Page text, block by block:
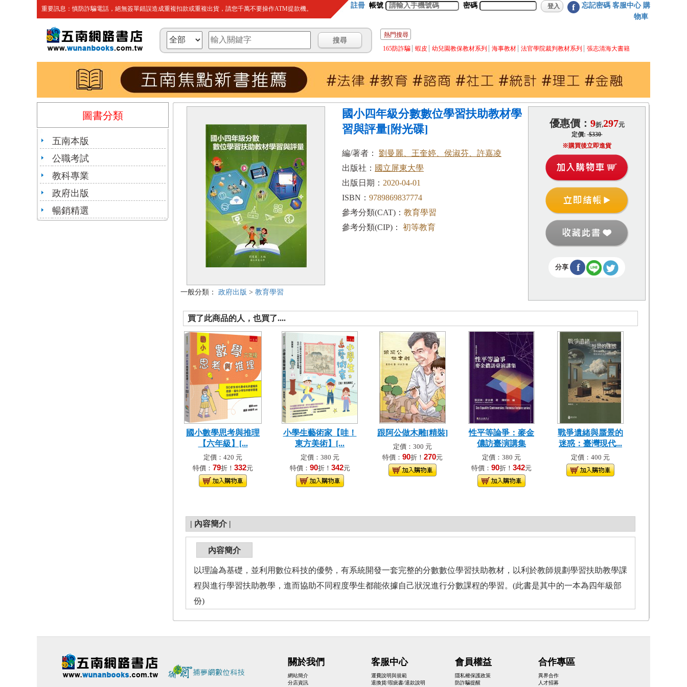
重要訊息：慎防詐騙電話，絕無簽單錯誤造成重複扣款或重複出貨，請您千萬不要操作ATM提款機。 註冊 帳號 密碼 f 忘記密碼 客服中心 購
物車
熱門搜尋
165防詐騙
蝦皮 幼兒園教保教材系列 海事教材 法官學院裁判教材系列 張志清海大書籍
圖書分類
五南本版
公職考試
教科專業
政府出版
暢銷精選
一般分類： 政府出版 > 教育學習
國小四年級分數數位學習扶助教材學
習與評量[附光碟]
編/著者： 劉曼麗、王奎婷、侯淑芬、許嘉凌
出版社： 國立屏東大學
出版日期： 2020-04-01
ISBN： 9789869837774
參考分類(CAT)： 教育學習
參考分類(CIP)：
初等教育
優惠價： 9折,297元
定價:$330
※購買後立即進貨
分享 f
買了此商品的人，也買了....
國小數學思考與推理
【六年級】[...
定價：420 元
特價： 79折！ 332元
小學生藝術家【哇！
東方美術】[...
定價：380 元
特價： 90折！ 342元
跟阿公做木雕[精裝]
定價：300 元
特價： 90折！ 270元
性平等論爭：麥金
儂訪臺演講集
定價：380 元
特價： 90折！ 342元
戰爭遺緒與蜃景的
迷惑：臺灣現代...
定價：400 元
| 內容簡介 |
內容簡介
以理論為基礎，並利用數位科技的優勢，有系統開發一套完整的分數數位學習扶助教材，以利於教師規劃學習扶助教學課
程與進行學習扶助教學，進而協助不同程度學生都能依據自己狀況進行分數課程的學習。(此書是其中的一本為四年級部
份)
關於我們
網站簡介
分店資訊
客服中心
運費說明與規範
退換貨/瑕疵書/退款說明
會員權益
隱私權保護政策
防詐騙提醒
合作專區
異界合作
人才招募